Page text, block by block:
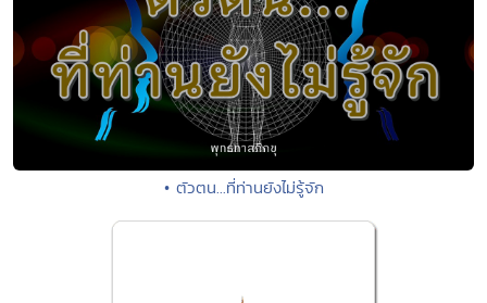
• ตัวตน...ที่ท่านยังไม่รู้จัก